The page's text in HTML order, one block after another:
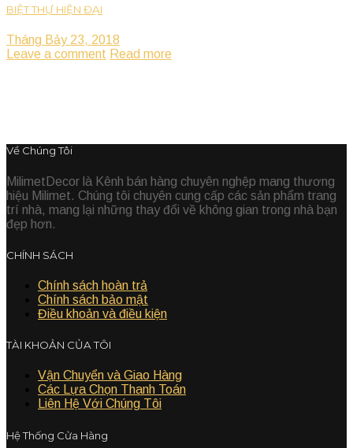
BIỆT THỰ HIỆN ĐẠI
Tháng Bảy 23, 2018
Leave a comment Read more
Về Chúng Tôi
MilimetDecor là Kênh bán hàng chuyên nghệp mang thương
hiệu Milimet. Chúng tôi chuyên cung cấp các sản phẩm trang
trí nhà, mang lại những thay đổi về không gian trong nhà bạn
đẹp hơn.
CHÍNH SÁCH
Chính sách hoàn trả
Chính sách bảo mật
Điều khoản và điều kiện
TÀI KHOẢN CỦA TÔI
Vận Chuyển và Giao Hàng
Các Lựa Chọn Thanh Toán
Liên Hệ Với Chúng Tôi
Hệ Thống Cửa Hàng